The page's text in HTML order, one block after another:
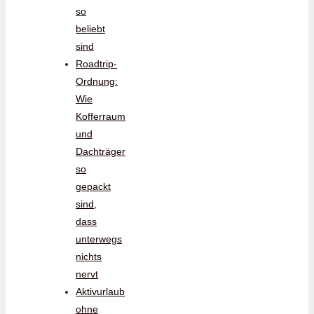
so
beliebt
sind
Roadtrip-
Ordnung:
Wie
Kofferraum
und
Dachträger
so
gepackt
sind,
dass
unterwegs
nichts
nervt
Aktivurlaub
ohne